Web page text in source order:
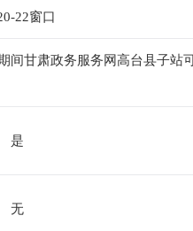
22窗口
间甘肃政务服务网高台县子
是
无